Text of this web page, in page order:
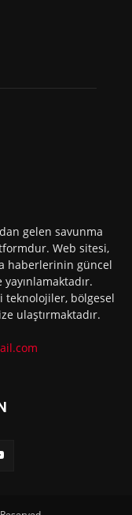
gelen savunma
Web sitesi,
haberlerinin güncel
teknolojiler, bölgesel
ulaştırmaktadır.